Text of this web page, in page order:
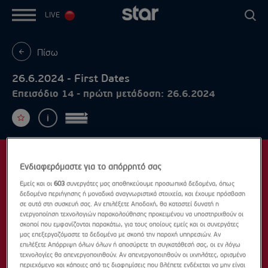
LIVE
Πίσω
26.6.2024 - First Dates
Επεισόδιο 14 - πρώτη μετάδοση: 26.6.2024
Ενδιαφερόμαστε για το απόρρητό σας
Εμείς και οι603 συνεργάτες μας αποθηκεύουμε προσωπικά δεδομένα, όπως
δεδομένα περιήγησης ή μοναδικά αναγνωριστικά στοιχεία, και έχουμε πρόσβαση
σε αυτά στη συσκευή σας. Αν επιλέξετε Αποδοχή, θα καταστεί δυνατή η
ενεργοποίηση τεχνολογιών παρακολούθησης προκειμένου να υποστηριχθούν οι
σκοποί που εμφανίζονται παρακάτω, για τους οποίους εμείς και οι συνεργάτες
μας επεξεργαζόμαστε τα δεδομένα με σκοπό την παροχή υπηρεσιών. Αν
επιλέξετε Απόρριψη όλων όλων ή αποσύρετε τη συγκατάθεσή σας, οι εν λόγω
τεχνολογίες θα απενεργοποιηθούν. Αν απενεργοποιηθούν οι ιχνηλάτες, ορισμένο
περιεχόμενο και κάποιες από τις διαφημίσεις που βλέπετε ενδέχεται να μην είναι